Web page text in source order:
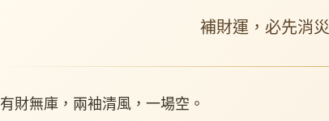
補財運，必先消
有財無庫，兩袖清風，一場空。